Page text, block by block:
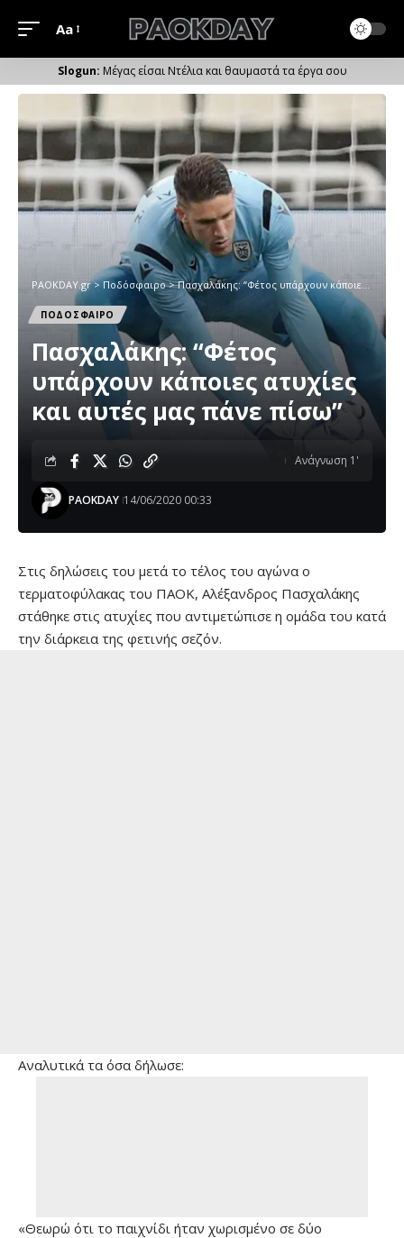
Μέγεθος
Γραμματοσειράς
Aa
Μέγας είσαι Ντέλια και θαυμαστά τα έργα σου
PAOKDAY.gr>Ποδόσφαιρο>Πασχαλάκης: “Φέτος υπάρχουν κάποιες ατυχίες και αυτές μας πάνε πίσω”
ΠΟΔΟΣΦΑΙΡΟ
Πασχαλάκης: “Φέτος
υπάρχουν κάποιες ατυχίες
και αυτές μας πάνε πίσω”
PAOKDAY 14/06/2020 00:33
Ανάγνωση 1'
Στις δηλώσεις του μετά το τέλος του αγώνα ο
τερματοφύλακας του ΠΑΟΚ, Αλέξανδρος Πασχαλάκης
στάθηκε στις ατυχίες που αντιμετώπισε η ομάδα του κατά
την διάρκεια της φετινής σεζόν.
Αναλυτικά τα όσα δήλωσε:
«Θεωρώ ότι το παιχνίδι ήταν χωρισμένο σε δύο